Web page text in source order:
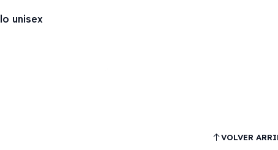
unisex
VOLVER